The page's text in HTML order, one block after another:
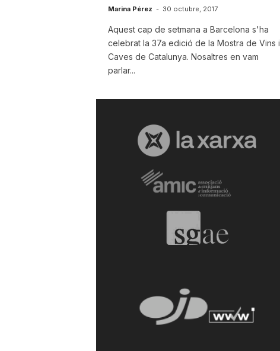
e
r
r
o
Marina Pérez - 30 octubre, 2017
Aquest cap de setmana a Barcelona s'ha
celebrat la 37a edició de la Mostra de Vins i
Caves de Catalunya. Nosaltres en vam
parlar...